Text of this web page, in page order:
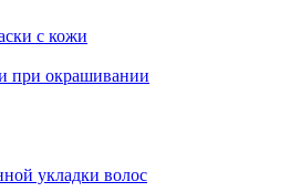
с кожи
при окрашивании
укладки волос